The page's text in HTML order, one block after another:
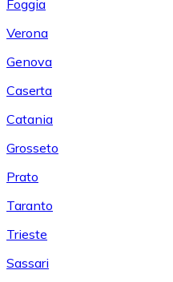
Foggia
Verona
Genova
Caserta
Catania
Grosseto
Prato
Taranto
Trieste
Sassari